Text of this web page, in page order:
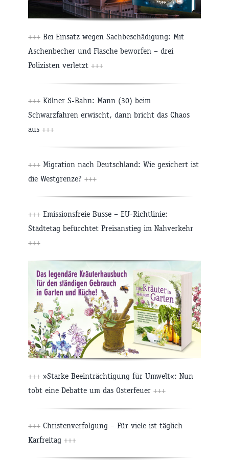
+++ Bei Einsatz wegen Sachbeschädigung: Mit
Aschenbecher und Flasche beworfen – drei
Polizisten verletzt +++
+++ Kölner S-Bahn: Mann (30) beim
Schwarzfahren erwischt, dann bricht das Chaos
aus +++
+++ Migration nach Deutschland: Wie gesichert ist
die Westgrenze? +++
+++ Emissionsfreie Busse – EU-Richtlinie:
Städtetag befürchtet Preisanstieg im Nahverkehr
+++
+++ »Starke Beeinträchtigung für Umwelt«: Nun
tobt eine Debatte um das Osterfeuer +++
+++ Christenverfolgung – Für viele ist täglich
Karfreitag +++